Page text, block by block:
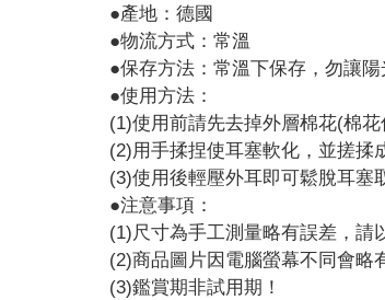
●產地：德國
●物流方式：常溫
●保存方法：常溫下保存，勿讓陽
●使用方法：
(1)使用前請先去掉外層棉花(棉花
(2)用手揉捏使耳塞軟化，並搓揉
(3)使用後輕壓外耳即可鬆脫耳塞
●注意事項：
(1)尺寸為手工測量略有誤差，請
(2)商品圖片因電腦螢幕不同會略
(3)鑑賞期非試用期！